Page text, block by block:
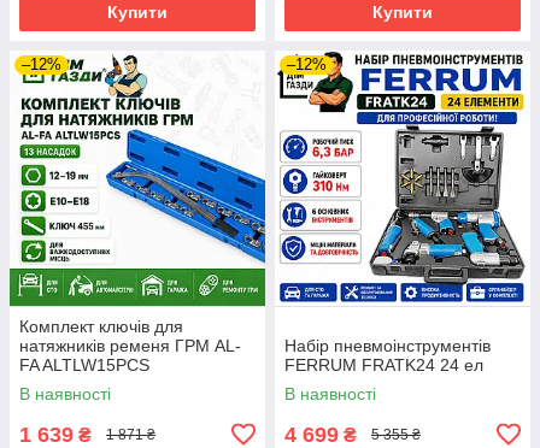
Купити Купити
–12%
Комплект ключів для
натяжників ременя ГРМ AL-
FA ALTLW15PCS
В наявності
1 639 ₴ 1 871 ₴
–12%
Набір пневмоінструментів
FERRUM FRATK24 24 ел
В наявності
4 699 ₴ 5 355 ₴